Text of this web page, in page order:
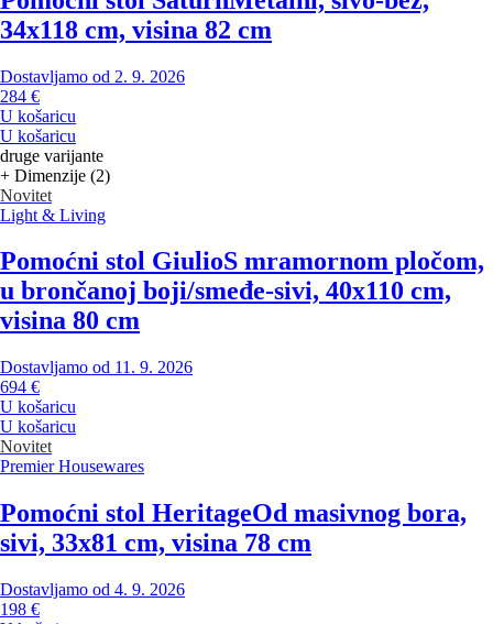
34x118 cm, visina 82 cm
Dostavljamo od 2. 9. 2026
284 €
U košaricu
U košaricu
druge varijante
+ Dimenzije (2)
Novitet
Light & Living
Pomoćni stol GiulioS mramornom pločom,
u brončanoj boji/smeđe-sivi, 40x110 cm,
visina 80 cm
Dostavljamo od 11. 9. 2026
694 €
U košaricu
U košaricu
Novitet
Premier Housewares
Pomoćni stol HeritageOd masivnog bora,
sivi, 33x81 cm, visina 78 cm
Dostavljamo od 4. 9. 2026
198 €